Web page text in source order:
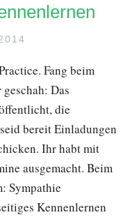
Fang beim
Das
die
bereit Einladungen
Ihr habt mit
ausgemacht. Beim
Sympathie
Kennenlernen